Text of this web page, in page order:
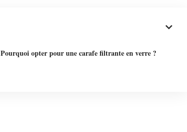
Pourquoi opter pour une carafe filtrante en verre ?